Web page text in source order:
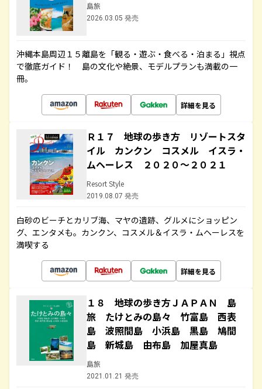
島旅
2026.03.05 発売
沖縄本島周辺１５離島を「観る・遊ぶ・食べる・泊まる」視点
で徹底ガイド！ 島の文化や絶景、モデルプランも満載の一
冊。
詳細を見る
Ｒ１７ 地球の歩き方 リゾートスタ
イル カンクン コスメル イスラ・
ムヘーレス ２０２０～２０２１
Resort Style
2019.08.07 発売
白砂のビーチとカリブ海、マヤの遺跡、グルメにショッピン
グ、エンタメも。カンクン、コスメル＆イスラ・ムヘーレスを
満喫する
詳細を見る
１８ 地球の歩き方ＪＡＰＡＮ 島
旅 たけとみの島々 竹富島 西表
島 波照間島 小浜島 黒島 鳩間
島 新城島 由布島 加屋真島
島旅
2021.01.21 発売